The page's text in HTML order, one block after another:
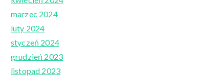
marzec 2024
luty 2024
styczeń 2024
grudzień 2023
listopad 2023